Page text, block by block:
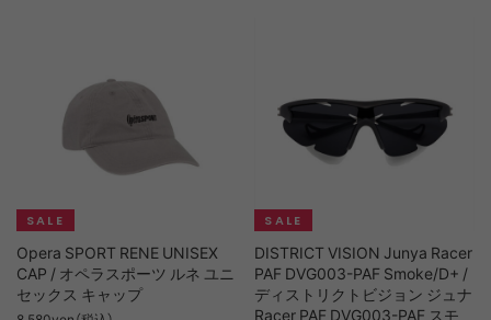
Opera SPORT RENE UNISEX
CAP / オペラスポーツ ルネ ユニ
セックス キャップ
DISTRICT VISION Junya Racer
PAF DVG003-PAF Smoke/D+ /
ディストリクトビジョン ジュナ
Racer PAF DVG003-PAF スモ